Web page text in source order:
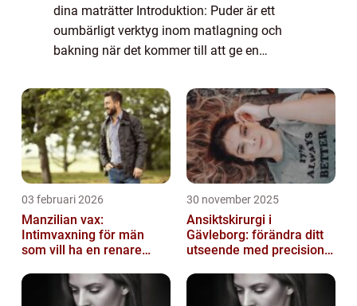
dina maträtter Introduktion: Puder är ett
oumbärligt verktyg inom matlagning och
bakning när det kommer till att ge en
Oavsett om det handlar om att utsmycka en
bak...
03 februari 2026
Manzilian vax:
Intimvaxning för män
som vill ha en renare
30 november 2025
Ansiktskirurgi i
Gävleborg: förändra ditt
utseende med precision